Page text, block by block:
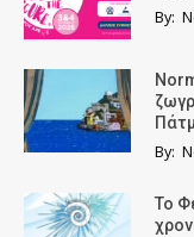
By:
By:
Το